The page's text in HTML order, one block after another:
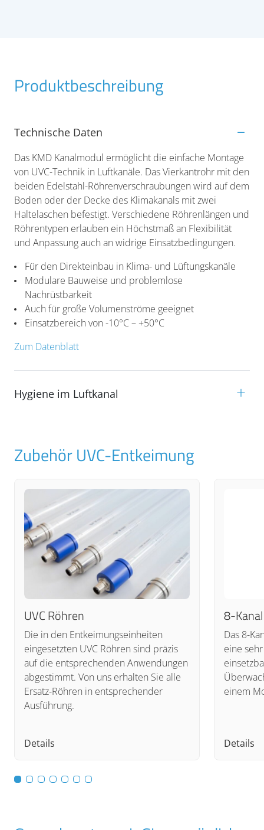
Produktbeschreibung
Technische Daten
Das KMD Kanalmodul ermöglicht die einfache Montage
von UVC-Technik in Luftkanäle. Das Vierkantrohr mit den
beiden Edelstahl-Röhrenverschraubungen wird auf dem
Boden oder der Decke des Klimakanals mit zwei
Haltelaschen befestigt. Verschiedene Röhrenlängen und
Röhrentypen erlauben ein Höchstmaß an Flexibilität
und Anpassung auch an widrige Einsatzbedingungen.
Für den Direkteinbau in Klima- und Lüftungskanäle
Modulare Bauweise und problemlose
Nachrüstbarkeit
Auch für große Volumenströme geeignet
Einsatzbereich von -10°C – +50°C
Zum Datenblatt
Hygiene im Luftkanal
Zubehör UVC-Entkeimung
UVC Röhren
Die in den Entkeimungseinheiten
eingesetzten UVC Röhren sind präzis
auf die entsprechenden Anwendungen
abgestimmt. Von uns erhalten Sie alle
Ersatz-Röhren in entsprechender
Ausführung.
Details
8-
Das 8-
eine
einem
Details